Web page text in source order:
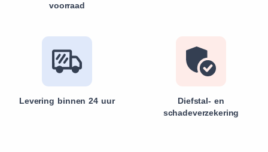
voorraad
Levering binnen 24 uur
Diefstal- en
schadeverzekering